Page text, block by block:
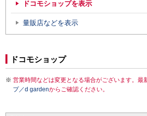
ドコモショップを表示
量販店などを表示
ドコモショップ
営業時間などは変更となる場合がございます。最
プ／d gardenからご確認ください。